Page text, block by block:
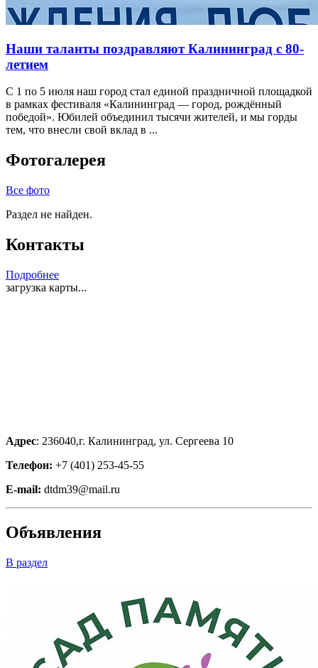
Наши таланты поздравляют Калининград с 80-
летием
С 1 по 5 июля наш город стал единой праздничной площадкой
в рамках фестиваля «Калининград — город, рождённый
победой». Юбилей объединил тысячи жителей, и мы горды
тем, что внесли свой вклад в ...
Фотогалерея
Все фото
Раздел не найден.
Контакты
Подробнее
загрузка карты...
Адрес: 236040,г. Калининград, ул. Сергеева 10
Телефон: +7 (401) 253-45-55
E-mail: dtdm39@mail.ru
Объявления
В раздел